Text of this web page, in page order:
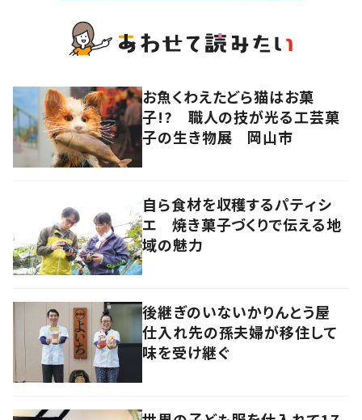
お魚くわえたどら猫はお菓
子!? 職人の技が光る工芸菓
子の生き物展 岡山市
自ら食材を収穫するパティシ
エ 焼き菓子づくりで伝える地
域の魅力
後継ぎのいないかりんとう屋
仕入れ先の孫夫婦が移住して
味を受け継ぐ